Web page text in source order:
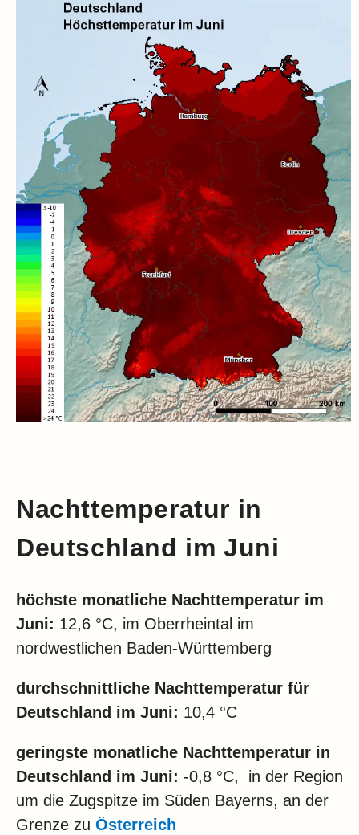
Nachttemperatur in
Deutschland im Juni
höchste monatliche Nachttemperatur im
Juni: 12,6 °C, im Oberrheintal im
nordwestlichen Baden-Württemberg
durchschnittliche Nachttemperatur für
Deutschland im Juni: 10,4 °C
geringste monatliche Nachttemperatur in
Deutschland im Juni: -0,8 °C, in der Region
um die Zugspitze im Süden Bayerns, an der
Grenze zu Österreich